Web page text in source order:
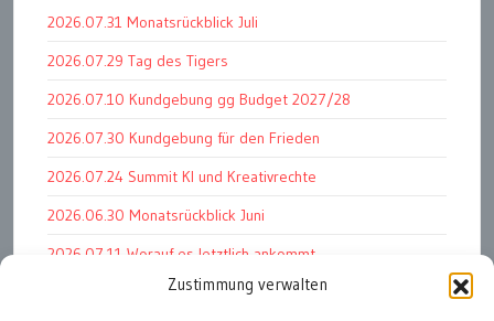
Zustimmung verwalten
2026.07.31 Monatsrückblick Juli
2026.07.29 Tag des Tigers
2026.07.10 Kundgebung gg Budget 2027/28
2026.07.30 Kundgebung für den Frieden
2026.07.24 Summit KI und Kreativrechte
2026.06.30 Monatsrückblick Juni
2026.07.11 Worauf es letztlich ankommt
2026.07.01 Markenwert Studie 2026